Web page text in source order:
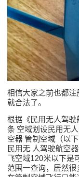
相信大家之前也都
就合法了。
根据《民用无人驾
条 空域划设民用无
空器 管制空域（以
民用无 人驾驶航空
飞空域120米以下
范围一查询，居然